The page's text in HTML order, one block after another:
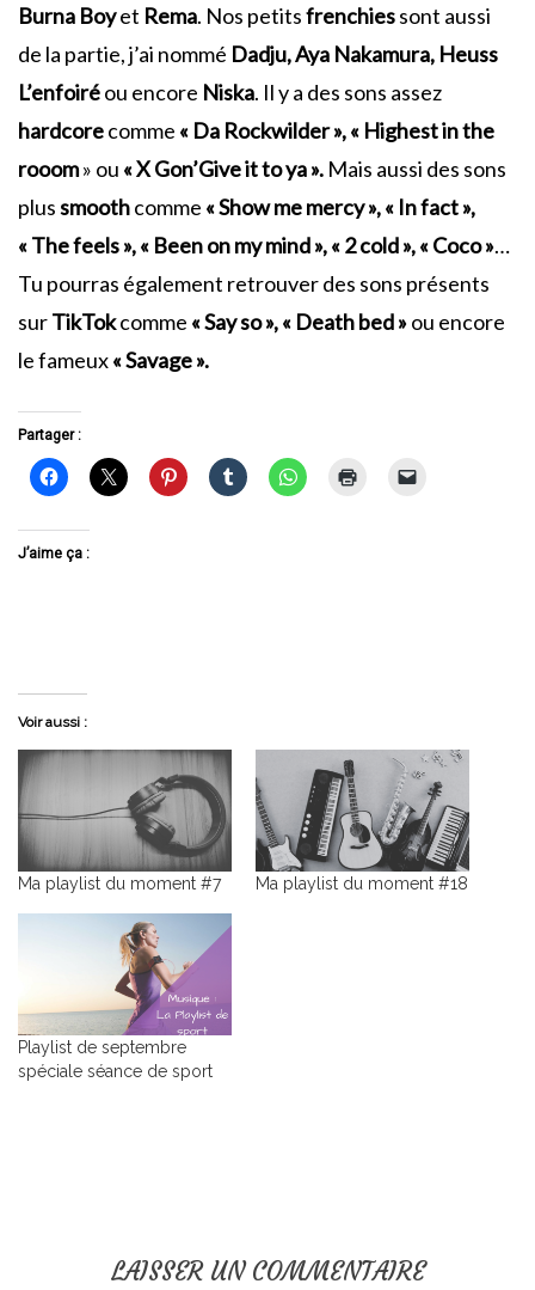
Burna Boyet Rema. Nos petitsfrenchiessont aussi
de la partie, j’ai nommé Dadju, Aya Nakamura, Heuss
L’enfoiréou encore Niska. Il y a des sons assez
hardcorecomme « Da Rockwilder », « Highest in the
rooom» ou « X Gon’Give it to ya ». Mais aussi des sons
plussmoothcomme « Show me mercy », « In fact »,
« The feels », « Been on my mind », « 2 cold », « Coco »…
Tu pourras également retrouver des sons présents
surTikTokcomme « Say so », « Death bed »ou encore
le fameux« Savage ».
Partager :
J’aime ça :
Voir aussi :
Ma playlist du moment #7 Ma playlist du moment #18
Playlist de septembre
spéciale séance de sport
LAISSER UN COMMENTAIRE